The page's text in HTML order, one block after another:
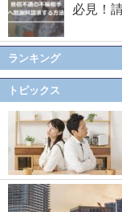
必見！
ランキング
トピックス